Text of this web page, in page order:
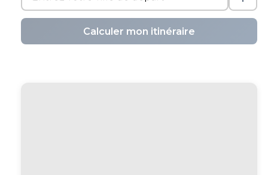
Calculer mon itinéraire